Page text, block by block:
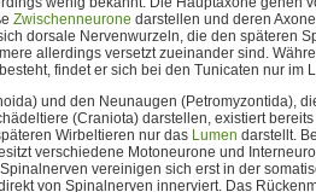
Zwischenneurone darstellen und deren
dorsale Nervenwurzeln, die den späteren
allerdings versetzt zueinander sind.
findet er sich bei den Tunicaten nur im
und den Neunaugen (Petromyzontida),
(Craniota) darstellen, existiert
Wirbeltieren nur das Lumen darstellt.
verschiedene Motoneurone und
vereinigen sich erst in der
von Spinalnerven innerviert. Das